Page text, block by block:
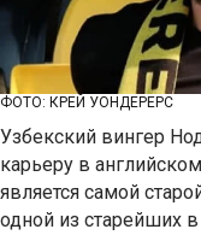
ФОТО: КРЕЙ УОНДЕРЕРС
Узбекский вингер
карьеру в
является самой
одной из старейших